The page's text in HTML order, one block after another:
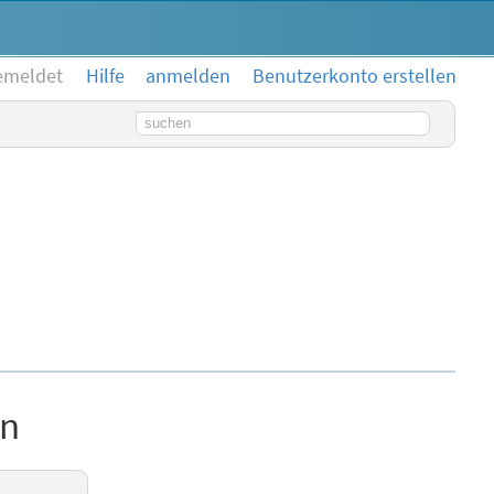
Hilfe anmelden
Benutzerkonto erstellen
Suchbegriff